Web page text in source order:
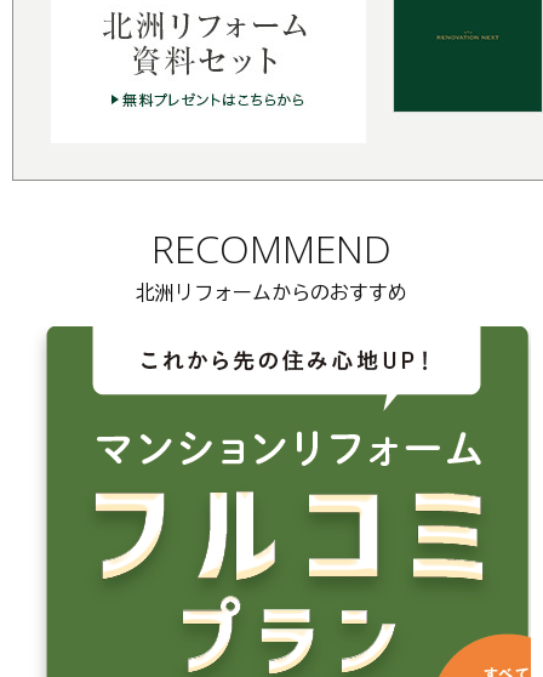
RECOMMEND
北洲リフォームからのおすすめ